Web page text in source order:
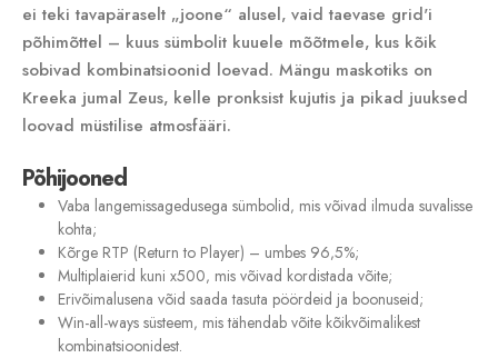
ei teki tavapäraselt „joone“ alusel‚ vaid taevase grid'i
põhimõttel – kuus sümbolit kuuele mõõtmele‚ kus kõik
sobivad kombinatsioonid loevad. Mängu maskotiks on
Kreeka jumal Zeus‚ kelle pronksist kujutis ja pikad juuksed
loovad müstilise atmosfääri.
Põhijooned
Vaba langemissagedusega sümbolid‚ mis võivad ilmuda suvalisse
kohta;
Kõrge RTP (Return to Player) – umbes 96‚5%;
Multiplaierid kuni x500‚ mis võivad kordistada võite;
Erivõimalusena võid saada tasuta pöördeid ja boonuseid;
Win-all-ways süsteem‚ mis tähendab võite kõikvõimalikest
kombinatsioonidest.